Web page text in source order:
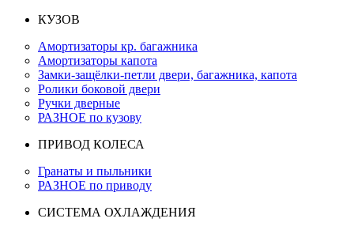
КУЗОВ
Амортизаторы кр. багажника
Амортизаторы капота
Замки-защёлки-петли двери, багажника, капота
Ролики боковой двери
Ручки дверные
РАЗНОЕ по кузову
ПРИВОД КОЛЕСА
Гранаты и пыльники
РАЗНОЕ по приводу
СИСТЕМА ОХЛАЖДЕНИЯ